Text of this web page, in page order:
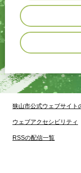
狭山市公式ウェブサイト
ウェブアクセシビリティ
RSSの配信一覧